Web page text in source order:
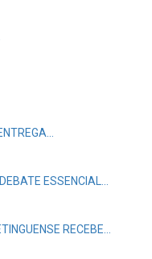
ESSENCIAL…
RECEBE…